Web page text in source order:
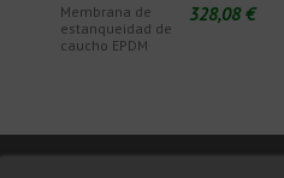
Membrana de
estanqueidad de
caucho EPDM
328,08 €